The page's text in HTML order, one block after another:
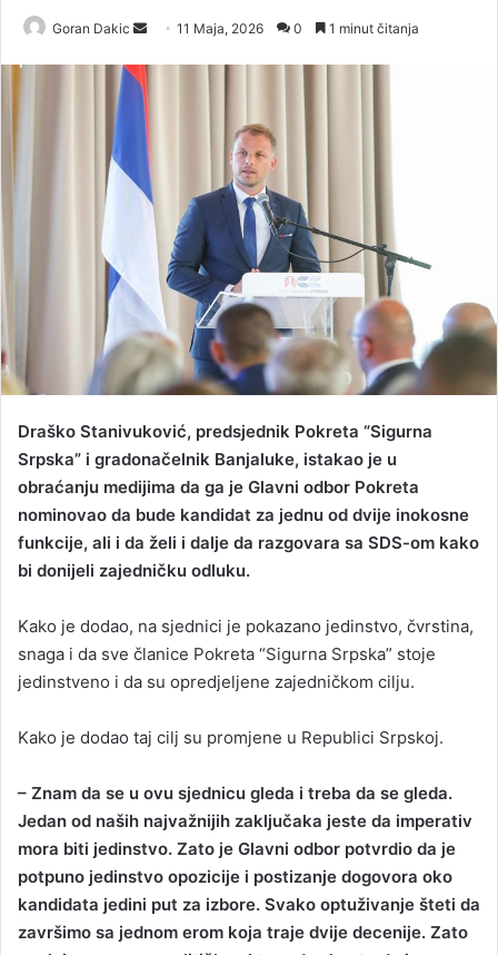
Goran Dakic
n
a
n
e
m
11 Maja, 2026 0 1 minut čitanja
Draško Stanivuković, predsjednik Pokreta “Sigurna
Srpska” i gradonačelnik Banjaluke, istakao je u
obraćanju medijima da ga je Glavni odbor Pokreta
nominovao da bude kandidat za jednu od dvije inokosne
funkcije, ali i da želi i dalje da razgovara sa SDS-om kako
bi donijeli zajedničku odluku.
Kako je dodao, na sjednici je pokazano jedinstvo, čvrstina,
snaga i da sve članice Pokreta “Sigurna Srpska” stoje
jedinstveno i da su opredjeljene zajedničkom cilju.
Kako je dodao taj cilj su promjene u Republici Srpskoj.
– Znam da se u ovu sjednicu gleda i treba da se gleda.
Jedan od naših najvažnijih zaključaka jeste da imperativ
mora biti jedinstvo. Zato je Glavni odbor potvrdio da je
potpuno jedinstvo opozicije i postizanje dogovora oko
kandidata jedini put za izbore. Svako optuživanje šteti da
završimo sa jednom erom koja traje dvije decenije. Zato